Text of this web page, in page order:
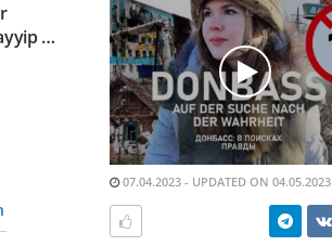
…
07.04.2023 - UPDATED ON 04.05.2023